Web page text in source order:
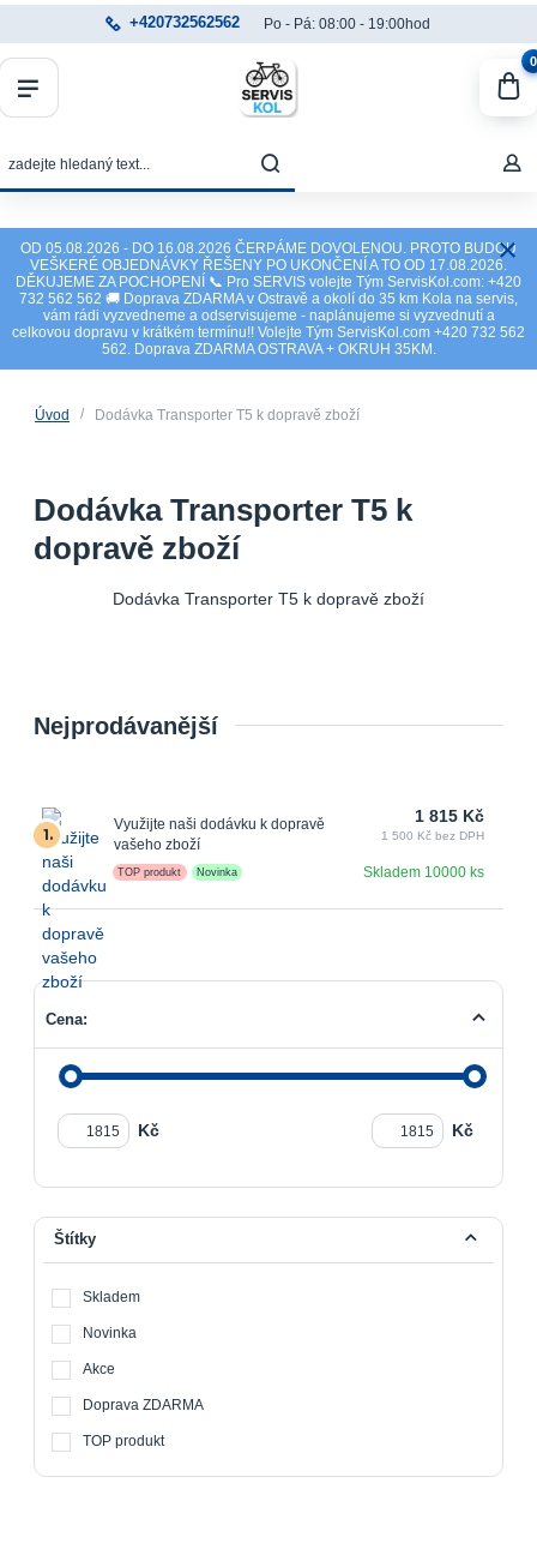
OD 05.08.2026 - DO 16.08.2026 ČERPÁME DOVOLENOU. PROTO BUDOU
VEŠKERÉ OBJEDNÁVKY ŘEŠENY PO UKONČENÍ A TO OD 17.08.2026.
DĚKUJEME ZA POCHOPENÍ 📞 Pro SERVIS volejte Tým ServisKol.com: +420
732 562 562 🚚 Doprava ZDARMA v Ostravě a okolí do 35 km Kola na servis,
vám rádi vyzvedneme a odservisujeme - naplánujeme si vyzvednutí a
celkovou dopravu v krátkém termínu!! Volejte Tým ServisKol.com +420 732 562
562. Doprava ZDARMA OSTRAVA + OKRUH 35KM.
+420732562562 Po - Pá: 08:00 - 19:00hod
0
Úvod Dodávka Transporter T5 k dopravě zboží
Dodávka Transporter T5 k
dopravě zboží
Dodávka Transporter T5 k dopravě zboží
Nejprodávanější
1.
Využijte naši dodávku k dopravě
vašeho zboží
Skladem 10000 ks
TOP produkt Novinka
1 815 Kč
1 500 Kč bez DPH
Cena:
Kč Kč
Štítky
Skladem
Novinka
Akce
Doprava ZDARMA
TOP produkt